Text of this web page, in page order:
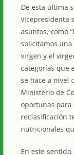
De esta última
vicepresidenta
asuntos, como
solicitamos
virgen y el
categorías que
se hace a nivel
Ministerio de
oportunas para
reclasificación
nutricionales
En este